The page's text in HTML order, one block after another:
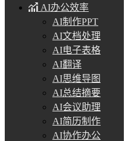
AI办公效率
AI制作PPT
AI文档处理
AI电子表格
AI翻译
AI思维导图
AI总结摘要
AI会议助理
AI简历制作
AI协作办公